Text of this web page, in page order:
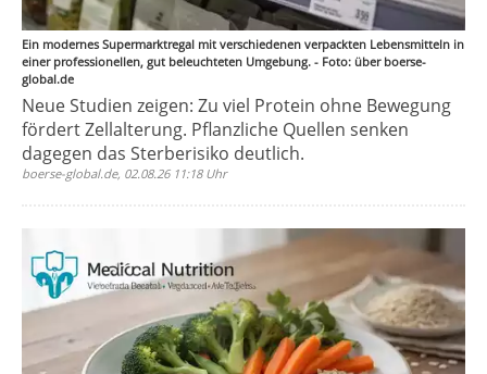
Ein modernes Supermarktregal mit verschiedenen verpackten Lebensmitteln in
einer professionellen, gut beleuchteten Umgebung. - Foto: über boerse-
global.de
Neue Studien zeigen: Zu viel Protein ohne Bewegung
fördert Zellalterung. Pflanzliche Quellen senken
dagegen das Sterberisiko deutlich.
boerse-global.de, 02.08.26 11:18 Uhr